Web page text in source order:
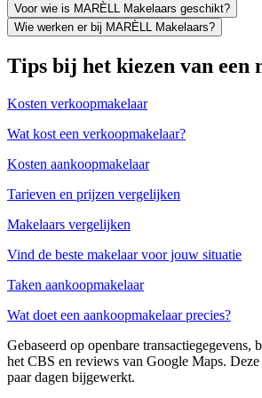
Voor wie is MARÈLL Makelaars geschikt?
Wie werken er bij MARÈLL Makelaars?
Tips bij het kiezen van een
Kosten verkoopmakelaar
Wat kost een verkoopmakelaar?
Kosten aankoopmakelaar
Tarieven en prijzen vergelijken
Makelaars vergelijken
Vind de beste makelaar voor jouw situatie
Taken aankoopmakelaar
Wat doet een aankoopmakelaar precies?
Gebaseerd op openbare transactiegegevens,
het CBS en reviews van Google Maps.
paar dagen bijgewerkt.